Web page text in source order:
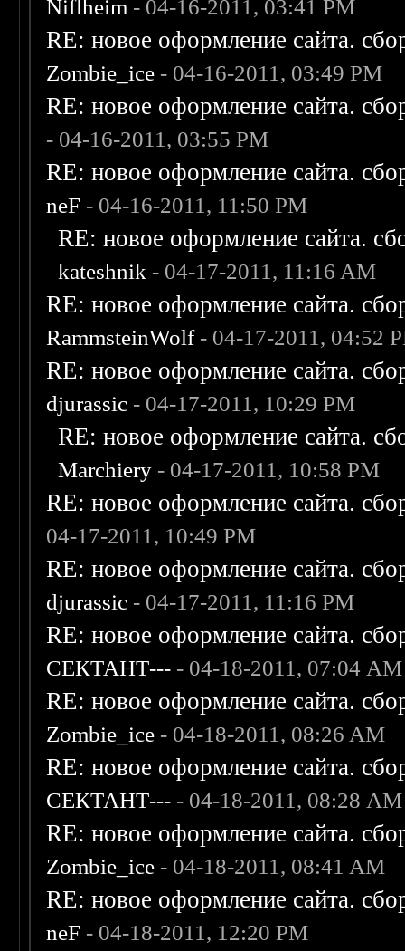
Niflheim - 04-16-2011, 03:41 PM
RE: новое оформление сайта.
Zombie_ice - 04-16-2011, 03:49 PM
RE: новое оформление сайта.
- 04-16-2011, 03:55 PM
RE: новое оформление сайта.
neF - 04-16-2011, 11:50 PM
RE: новое оформление сайта.
kateshnik - 04-17-2011, 11:16 AM
RE: новое оформление сайта.
RammsteinWolf- 04-17-2011, 04:52
RE: новое оформление сайта.
djurassic - 04-17-2011, 10:29 PM
RE: новое оформление сайта.
Marchiery - 04-17-2011, 10:58 PM
RE: новое оформление сайта.
04-17-2011, 10:49 PM
RE: новое оформление сайта.
djurassic - 04-17-2011, 11:16 PM
RE: новое оформление сайта.
СЕКТАНТ--- - 04-18-2011, 07:04 AM
RE: новое оформление сайта.
Zombie_ice - 04-18-2011, 08:26 AM
RE: новое оформление сайта.
СЕКТАНТ--- - 04-18-2011, 08:28 AM
RE: новое оформление сайта.
Zombie_ice - 04-18-2011, 08:41 AM
RE: новое оформление сайта.
neF - 04-18-2011, 12:20 PM